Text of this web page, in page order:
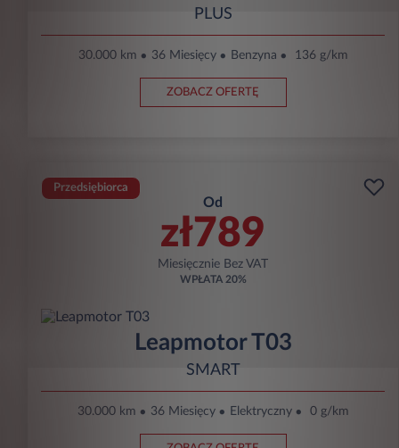
PLUS
30.000 km 36 Miesięcy Benzyna 136 g/km
ZOBACZ OFERTĘ
Przedsiębiorca
Od
zł789
Miesięcznie Bez VAT
WPŁATA 20%
Leapmotor T03
SMART
30.000 km 36 Miesięcy Elektryczny 0 g/km